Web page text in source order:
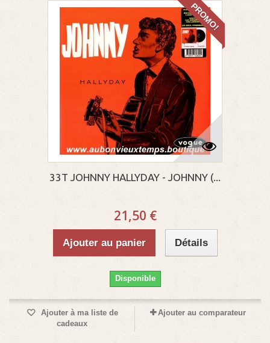
PROMO!
33T JOHNNY HALLYDAY - JOHNNY (...
21,50 €
Ajouter au panier Détails
Disponible
Ajouter à ma liste de
cadeaux
Ajouter au comparateur